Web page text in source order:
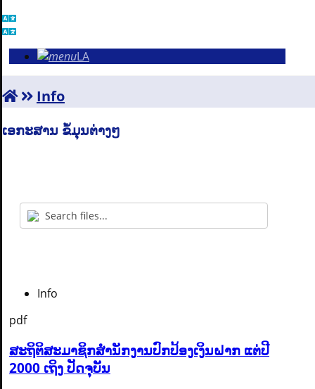
LA
Info
ເອກະສານ ຂໍ້ມຸນຕ່າງໆ
Info
pdf
ສະຖິຕິສະມາຊິກສຳນັກງານປົກປ້ອງເງິນຝາກ ແຕ່ປີ
2000 ເຖິງ ປັດຈຸບັນ